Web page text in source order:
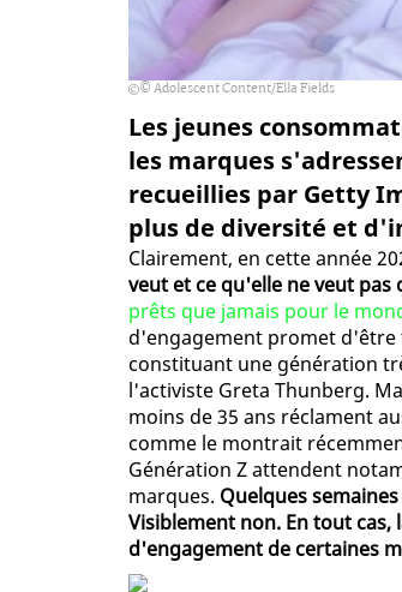
© Adolescent Content/Ella Fields
Les jeunes
les marques
recueillies par Getty
plus de diversité et
Clairement, en cette année
veut et ce qu'elle ne veut pas
prêts que jamais pour le
d'engagement promet d'être
constituant une génération
l'activiste Greta Thunberg.
moins de 35 ans réclament
comme le montrait
Génération Z attendent
marques. Quelques
Visiblement non. En tout
d'engagement de certaines